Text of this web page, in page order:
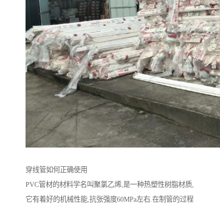
穿线管如何正确使用
PVC管材的材料学名叫聚氯乙烯,是一种热塑性树脂材质,
它有着好的机械性能,抗张强度60MPa左右.在制管的过程